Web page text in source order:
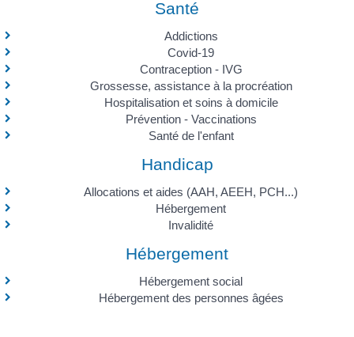
Santé
Addictions
Covid-19
Contraception - IVG
Grossesse, assistance à la procréation
Hospitalisation et soins à domicile
Prévention - Vaccinations
Santé de l'enfant
Handicap
Allocations et aides (AAH, AEEH, PCH...)
Hébergement
Invalidité
Hébergement
Hébergement social
Hébergement des personnes âgées